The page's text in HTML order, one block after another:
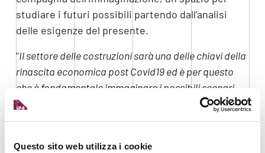
Questo sito web utilizza i cookie
studiare i futuri possibili partendo dall’analisi
delle esigenze del presente.
“Il settore delle costruzioni sarà una delle chiavi della
rinascita economica post Covid19 ed è per questo
che è fondamentale immaginare i possibili scenari
dell’edilizia nella quarta rivoluzione industriale” ha
sottolineatoFabio Millevoi, direttore di Ance Fvg.
Sono numerose le sfide che attendono l’intera